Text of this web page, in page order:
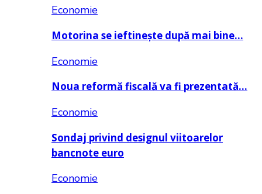
Economie
Motorina se ieftinește după mai bine…
Economie
Noua reformă fiscală va fi prezentată…
Economie
Sondaj privind designul viitoarelor
bancnote euro
Economie